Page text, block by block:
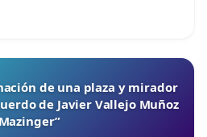
de una plaza y mirador
de Javier Vallejo Muñoz